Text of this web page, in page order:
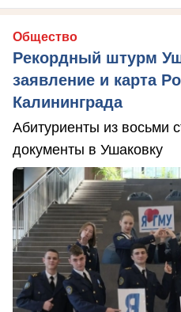
Общество
Рекордный штурм
заявление и карта
Калининграда
Абитуриенты из восьми
документы в Ушаковку